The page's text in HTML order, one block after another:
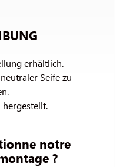
erhältlich.
Seife zu
hergestellt.
notre
?